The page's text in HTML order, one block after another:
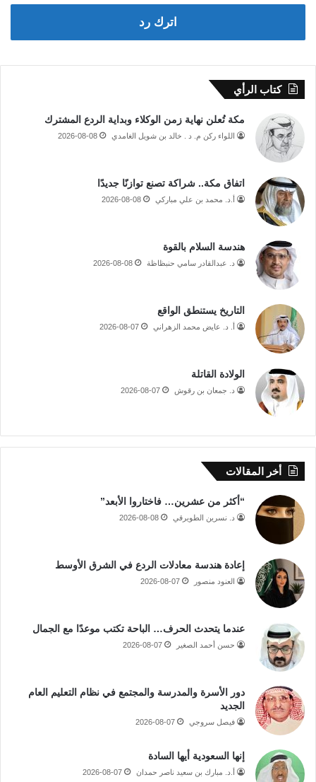
اترك رد
كتاب الرأي
مكة تُعلن نهاية زمن الوكلاء وبداية الردع المشترك
اللواء ركن م. د . خالد بن شويل الغامدي 2026-08-08
اتفاق مكة.. شراكة تصنع توازنًا جديدًا
أ.د. محمد بن علي مباركي 2026-08-08
هندسة السلام بالقوة
د. عبدالقادر سامي حنبظاظة 2026-08-08
التاريخ يستنطق الواقع
أ. د. عايض محمد الزهراني 2026-08-07
الولادة القاتلة
د. جمعان بن رقوش 2026-08-07
أخر المقالات
“أكثر من عشرين… فاختاروا الأبعد”
د. نسرين الطويرقي 2026-08-08
إعادة هندسة معادلات الردع في الشرق الأوسط
العنود منصور 2026-08-07
عندما يتحدث الحرف… الباحة تكتب موعدًا مع الجمال
حسن أحمد الصغير 2026-08-07
دور الأسرة والمدرسة والمجتمع في نظام التعليم العام
الجديد
فيصل سروجي 2026-08-07
إنها السعودية أيها السادة
أ.د. مبارك بن سعيد ناصر حمدان 2026-08-07